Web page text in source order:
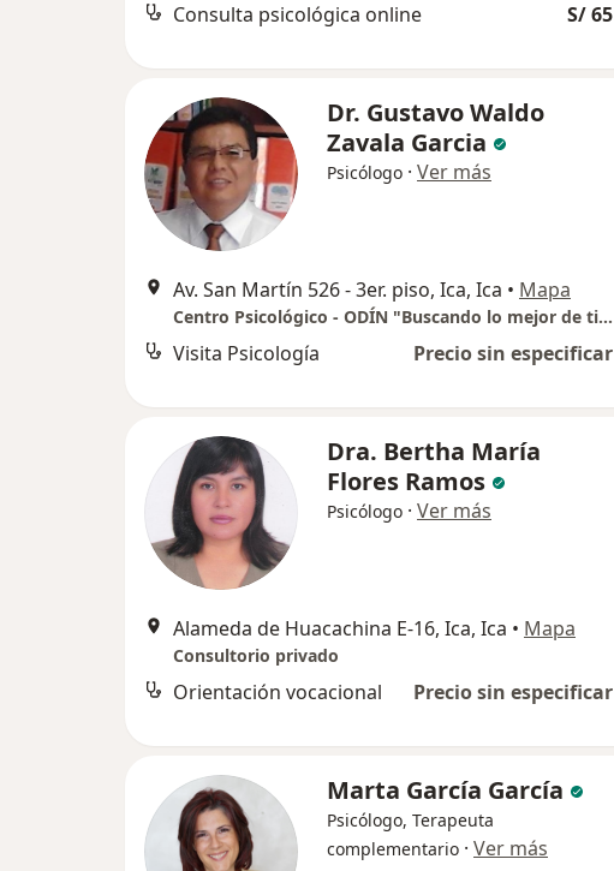
Consulta psicológica online S/ 65
Dr. Gustavo Waldo
Zavala Garcia
Psicólogo · Ver más
Av. San Martín 526 - 3er. piso, Ica, Ica • Mapa
Centro Psicológico - ODÍN "Buscando lo mejor de ti.."
Visita Psicología Precio sin especificar
Dra. Bertha María
Flores Ramos
Psicólogo · Ver más
Alameda de Huacachina E-16, Ica, Ica • Mapa
Consultorio privado
Orientación vocacional Precio sin especificar
Marta García García
Psicólogo, Terapeuta
complementario · Ver más